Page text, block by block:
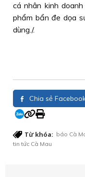
cá nhân kinh
phẩm bẩn đe dọa
dùng./.
Chia sẻ
Từ khóa: báo Cà
tin tức Cà Mau